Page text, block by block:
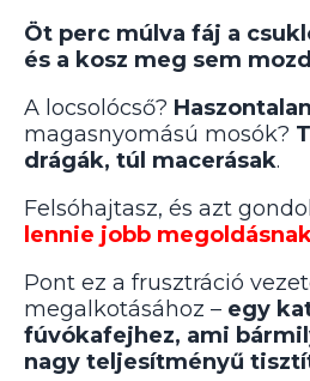
Öt perc múlva fáj a
és a kosz meg sem
A locsolócső? Haszontalan
magasnyomású mosók?
drágák, túl macerásak.
Felsóhajtasz, és azt
lennie jobb
Pont ez a frusztráció
megalkotásához – egy
fúvókafejhez, ami
nagy teljesítményű